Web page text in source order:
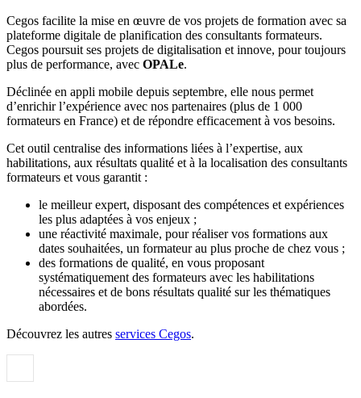
Cegos facilite la mise en œuvre de vos projets de formation avec sa
plateforme digitale de planification des consultants formateurs.
Cegos poursuit ses projets de digitalisation et innove, pour toujours
plus de performance, avec OPALe.
Déclinée en appli mobile depuis septembre, elle nous permet
d’enrichir l’expérience avec nos partenaires (plus de 1 000
formateurs en France) et de répondre efficacement à vos besoins.
Cet outil centralise des informations liées à l’expertise, aux
habilitations, aux résultats qualité et à la localisation des consultants
formateurs et vous garantit :
le meilleur expert, disposant des compétences et expériences
les plus adaptées à vos enjeux ;
une réactivité maximale, pour réaliser vos formations aux
dates souhaitées, un formateur au plus proche de chez vous ;
des formations de qualité, en vous proposant
systématiquement des formateurs avec les habilitations
nécessaires et de bons résultats qualité sur les thématiques
abordées.
Découvrez les autres services Cegos.